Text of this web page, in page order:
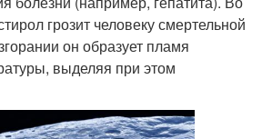
грозит человеку смертельной
он образует пламя
выделяя при этом